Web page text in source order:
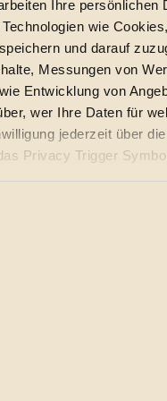
Ihre persönlichen
wie
und darauf
Messungen von
Entwicklung von
wer Ihre Daten für
jederzeit über
Privacy Trigger
gerne:
nach bestimmten
persönlichen Daten